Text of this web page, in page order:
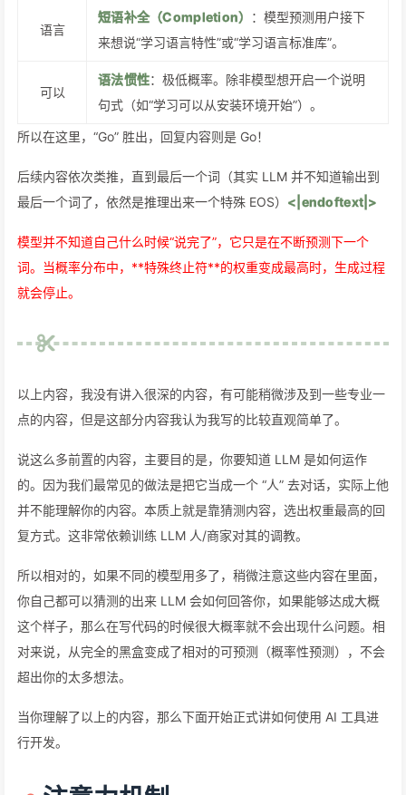
语言
短语补全（Completion） ：模型预测用户接下
来想说“学习语言特性”或“学习语言标准库”。
可以
语法惯性：极低概率。除非模型想开启一个说明
句式（如“学习可以从安装环境开始”）。
所以在这里，“Go” 胜出，回复内容则是 Go！
后续内容依次类推，直到最后一个词（其实 LLM 并不知道输出到
最后一个词了，依然是推理出来一个特殊 EOS） <|endoftext|>
模型并不知道自己什么时候“说完了”，它只是在不断预测下一个
词。当概率分布中，**特殊终止符**的权重变成最高时，生成过程
就会停止。
以上内容，我没有讲入很深的内容，有可能稍微涉及到一些专业一
点的内容，但是这部分内容我认为我写的比较直观简单了。
说这么多前置的内容，主要目的是，你要知道 LLM 是如何运作
的。因为我们最常见的做法是把它当成一个 “人” 去对话，实际上他
并不能理解你的内容。本质上就是靠猜测内容，选出权重最高的回
复方式。这非常依赖训练 LLM 人/商家对其的调教。
所以相对的，如果不同的模型用多了，稍微注意这些内容在里面，
你自己都可以猜测的出来 LLM 会如何回答你，如果能够达成大概
这个样子，那么在写代码的时候很大概率就不会出现什么问题。相
对来说，从完全的黑盒变成了相对的可预测（概率性预测），不会
超出你的太多想法。
当你理解了以上的内容，那么下面开始正式讲如何使用 AI 工具进
行开发。